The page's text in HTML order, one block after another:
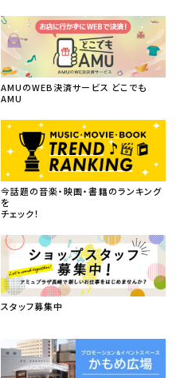
AMUのWEB決済サービス どこでも
AMU
今話題の音楽・映画・書籍のランキング
を
チェック！
スタッフ募集中